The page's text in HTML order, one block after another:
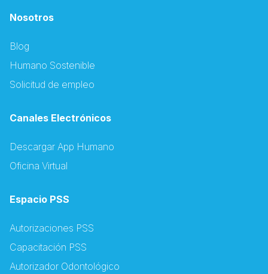
Nosotros
Blog
Humano Sostenible
Solicitud de empleo
Canales Electrónicos
Descargar App Humano
Oficina Virtual
Espacio PSS
Autorizaciones PSS
Capacitación PSS
Autorizador Odontológico